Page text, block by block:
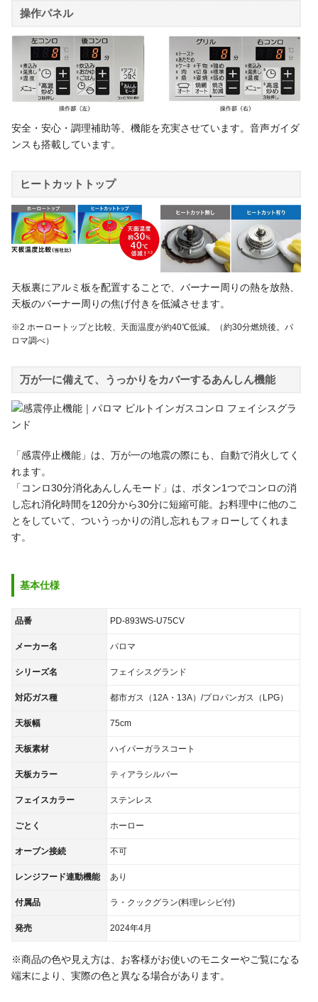
操作パネル
安全・安心・調理補助等、機能を充実させています。音声ガイダ
ンスも搭載しています。
ヒートカットトップ
天板裏にアルミ板を配置することで、バーナー周りの熱を放熱、
天板のバーナー周りの焦げ付きを低減させます。
※2 ホーロートップと比較、天面温度が約40℃低減。（約30分燃焼後。パ
ロマ調べ）
万が一に備えて、うっかりをカバーするあんしん機能
「感震停止機能」は、万が一の地震の際にも、自動で消火してく
れます。
「コンロ30分消化あんしんモード」は、ボタン1つでコンロの消
し忘れ消化時間を120分から30分に短縮可能。お料理中に他のこ
とをしていて、ついうっかりの消し忘れもフォローしてくれま
す。
基本仕様
品番 PD-893WS-U75CV
メーカー名 パロマ
シリーズ名 フェイシスグランド
対応ガス種 都市ガス（12A・13A）/プロパンガス（LPG）
天板幅 75cm
天板素材 ハイパーガラスコート
天板カラー ティアラシルバー
フェイスカラー ステンレス
ごとく ホーロー
オーブン接続 不可
レンジフード連動機能 あり
付属品 ラ・クックグラン(料理レシピ付)
発売 2024年4月
※商品の色や見え方は、お客様がお使いのモニターやご覧になる
端末により、実際の色と異なる場合があります。